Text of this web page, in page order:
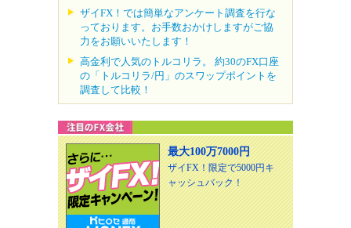
ザイFX！では簡単なアンケート調査を行な
っております。お手数おかけしますがご協
力をお願いいたします！
高金利で人気のトルコリラ。 約30のFX口座
の「トルコリラ/円」のスワップポイントを
調査して比較！
最大100万7000円
ザイFX！限定で5000円キ
ャッシュバック！